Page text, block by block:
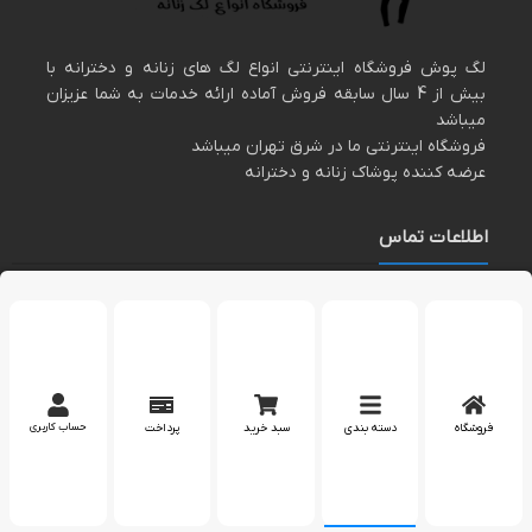
لگ پوش فروشگاه اینترنتی انواع لگ های زنانه و دخترانه با
بیش از 4 سال سابقه فروش آماده ارائه خدمات به شما عزیزان
میباشد
فروشگاه اینترنتی ما در شرق تهران میباشد
عرضه کننده پوشاک زنانه و دخترانه
اطلاعات تماس
فروشگاه دسته بندی سبد خرید پرداخت حساب کاربری